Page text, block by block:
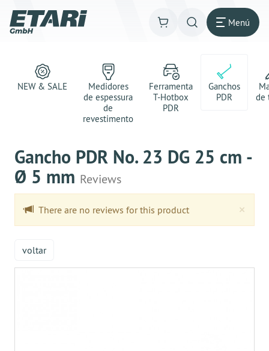
Menú
NEW & SALE
Medidores
de espessura
de
revestimento
Ferramenta
T-Hotbox
PDR
Ganchos
PDR
de
Gancho PDR No. 23 DG 25 cm -
Ø 5 mm Reviews
×
There are no reviews for this product
voltar